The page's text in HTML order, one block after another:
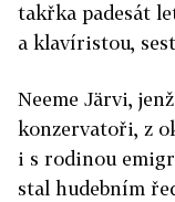
takřka padesát
a klavíristou,
Neeme Järvi,
konzervatoři, z
i s rodinou
stal hudebním